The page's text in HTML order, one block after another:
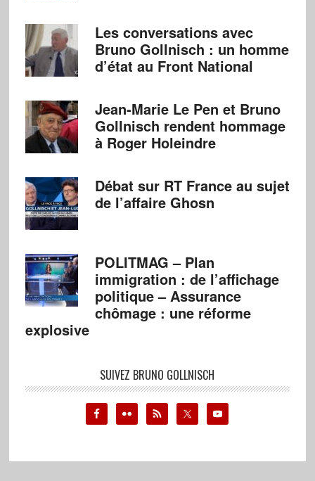
Les conversations avec
Bruno Gollnisch : un homme
d’état au Front National
Jean-Marie Le Pen et Bruno
Gollnisch rendent hommage
à Roger Holeindre
Débat sur RT France au sujet
de l’affaire Ghosn
POLITMAG – Plan
immigration : de l’affichage
politique – Assurance
chômage : une réforme
explosive
SUIVEZ BRUNO GOLLNISCH